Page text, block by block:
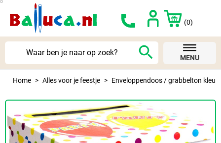
(0)
search MENU
Home Alles voor je feestje Enveloppendoos / grabbelton kleur